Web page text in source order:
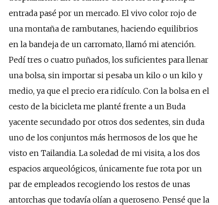
entrada pasé por un mercado. El vivo color rojo de
una montaña de rambutanes, haciendo equilibrios
en la bandeja de un carromato, llamó mi atención.
Pedí tres o cuatro puñados, los suficientes para llenar
una bolsa, sin importar si pesaba un kilo o un kilo y
medio, ya que el precio era ridículo. Con la bolsa en el
cesto de la bicicleta me planté frente a un Buda
yacente secundado por otros dos sedentes, sin duda
uno de los conjuntos más hermosos de los que he
visto en Tailandia. La soledad de mi visita, a los dos
espacios arqueológicos, únicamente fue rota por un
par de empleados recogiendo los restos de unas
antorchas que todavía olían a queroseno. Pensé que la